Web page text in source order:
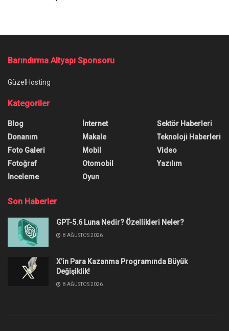
Barındırma Altyapı Sponsoru
GüzelHosting
Kategoriler
Blog
Donanım
Foto Galeri
Fotoğraf
İnceleme
İnternet
Makale
Mobil
Otomobil
Oyun
Sektör Haberleri
Teknoloji Haberleri
Video
Yazılım
Son Haberler
GPT-5.6 Luna Nedir? Özellikleri Neler?
8 AĞUSTOS 2026
X’in Para Kazanma Programında Büyük
Değişiklik!
8 AĞUSTOS 2026